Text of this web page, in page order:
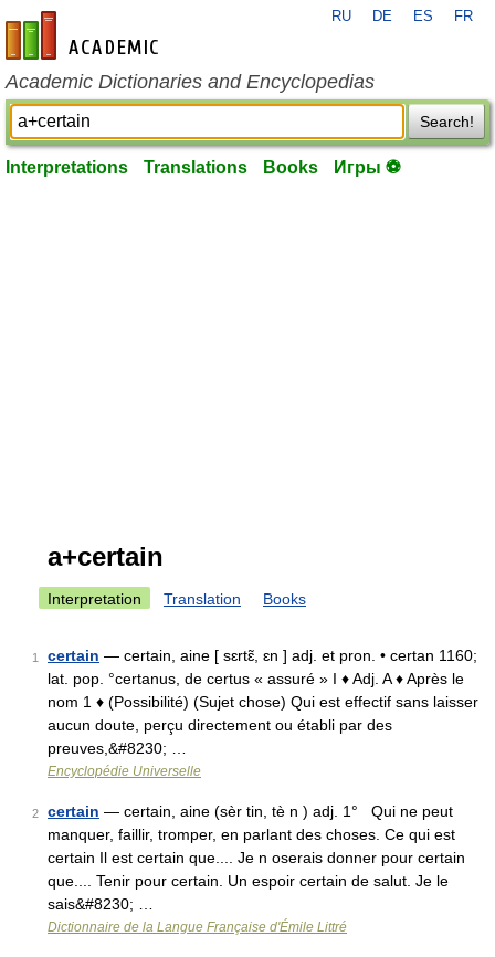
en-academic.com
RU DE ES FR
Academic Dictionaries and Encyclopedias
Search!
Interpretations Translations Books Игры ⚽
a+certain
Interpretation Translation Books
1 certain — certain, aine [ sɛrtɛ̃, ɛn ] adj. et pron. • certan 1160;
lat. pop. °certanus, de certus « assuré » I ♦ Adj. A ♦ Après le
nom 1 ♦ (Possibilité) (Sujet chose) Qui est effectif sans laisser
aucun doute, perçu directement ou établi par des
preuves,&#8230; …
Encyclopédie Universelle
2 certain — certain, aine (sèr tin, tè n ) adj. 1° Qui ne peut
manquer, faillir, tromper, en parlant des choses. Ce qui est
certain Il est certain que.... Je n oserais donner pour certain
que.... Tenir pour certain. Un espoir certain de salut. Je le
sais&#8230; …
Dictionnaire de la Langue Française d'Émile Littré